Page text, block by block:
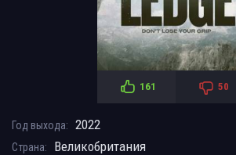
161 50
Год выхода: 2022
Страна: Великобритания